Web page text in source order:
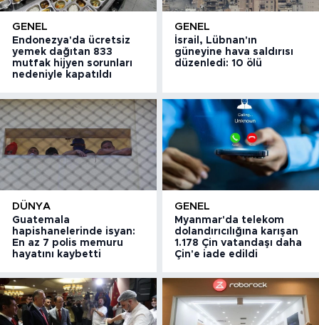
GENEL
Endonezya'da ücretsiz
yemek dağıtan 833
mutfak hijyen sorunları
nedeniyle kapatıldı
GENEL
İsrail, Lübnan'ın
güneyine hava saldırısı
düzenledi: 10 ölü
DÜNYA
Guatemala
hapishanelerinde isyan:
En az 7 polis memuru
hayatını kaybetti
GENEL
Myanmar'da telekom
dolandırıcılığına karışan
1.178 Çin vatandaşı daha
Çin'e iade edildi